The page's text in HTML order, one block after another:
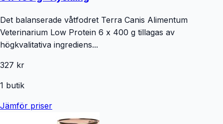
Det balanserade våtfodret Terra Canis Alimentum
Veterinarium Low Protein 6 x 400 g tillagas av
högkvalitativa ingrediens...
327 kr
1 butik
Jämför priser